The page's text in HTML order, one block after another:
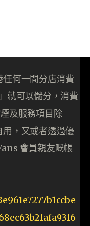
何一間分店消費
就可以儲分，消費
及服務項目除
用，又或者透過優
會員親友嘅帳